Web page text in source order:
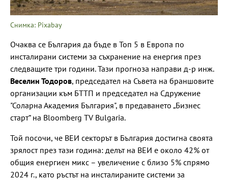
Снимка: Pixabay
Очаква се България да бъде в Топ 5 в Европа по
инсталирани системи за съхранение на енергия през
следващите три години. Тази прогноза направи д-р инж.
Веселин Тодоров, председател на Съвета на браншовите
организации към БТТП и председател на Сдружение
"Соларна Академия България", в предаването „Бизнес
старт“ на Bloomberg TV Bulgaria.
Той посочи, че ВЕИ секторът в България достигна своята
зрялост през тази година: делът на ВЕИ е около 42% от
общия енергиен микс – увеличение с близо 5% спрямо
2024 г., като ръстът на инсталираните системи за